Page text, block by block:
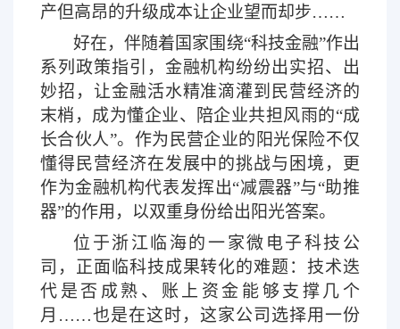
产但高昂的升级成本让企业望而却步……
好在，伴随着国家围绕“科技金融”作出
系列政策指引，金融机构纷纷出实招、出
妙招，让金融活水精准滴灌到民营经济的
末梢，成为懂企业、陪企业共担风雨的“成
长合伙人”。作为民营企业的阳光保险不仅
懂得民营经济在发展中的挑战与困境，更
作为金融机构代表发挥出“减震器”与“助推
器”的作用，以双重身份给出阳光答案。
位于浙江临海的一家微电子科技公
司，正面临科技成果转化的难题：技术迭
代是否成熟、账上资金能够支撑几个
月 ……也是在这时，这家公司选择用一份